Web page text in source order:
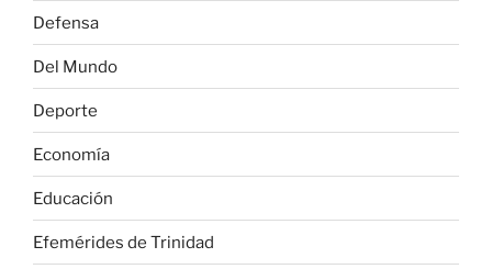
Defensa
Del Mundo
Deporte
Economía
Educación
Efemérides de Trinidad